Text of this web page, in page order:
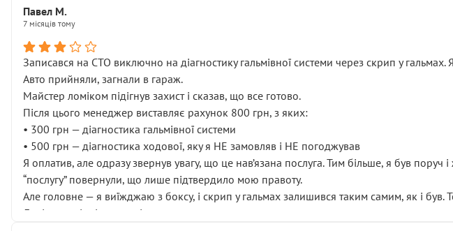
Павел М.
7 місяців тому
Записався на СТО виключно на діагностику гальмівної системи через скрип у
Авто прийняли, загнали в гараж.
Майстер ломіком підігнув захист і сказав, що все готово.
Після цього менеджер виставляє рахунок 800 грн, з яких:
• 300 грн — діагностика гальмівної системи
• 500 грн — діагностика ходової, яку я НЕ замовляв і НЕ погоджував
Я оплатив, але одразу звернув увагу, що це нав’язана послуга. Тим більше, я був
“послугу” повернули, що лише підтвердило мою правоту.
Але головне — я виїжджаю з боксу, і скрип у гальмах залишився таким самим, як і був.
Далі ситуація тільки погіршилась: